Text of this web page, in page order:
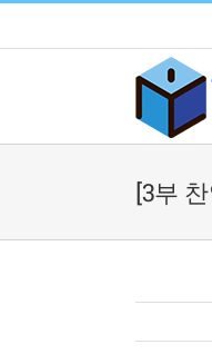
to
[3부